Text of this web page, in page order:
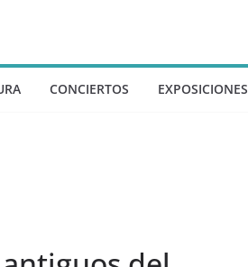
CONCIERTOS EXPOSICIONES